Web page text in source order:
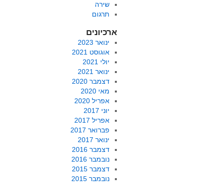
שירה
תרגום
ארכיונים
ינואר 2023
אוגוסט 2021
יולי 2021
ינואר 2021
דצמבר 2020
מאי 2020
אפריל 2020
יוני 2017
אפריל 2017
פברואר 2017
ינואר 2017
דצמבר 2016
נובמבר 2016
דצמבר 2015
נובמבר 2015